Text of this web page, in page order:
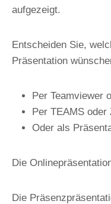
aufgezeigt.
Entscheiden Sie,
Präsentation
Per Teamviewer
Per TEAMS oder
Oder als
Die
Die